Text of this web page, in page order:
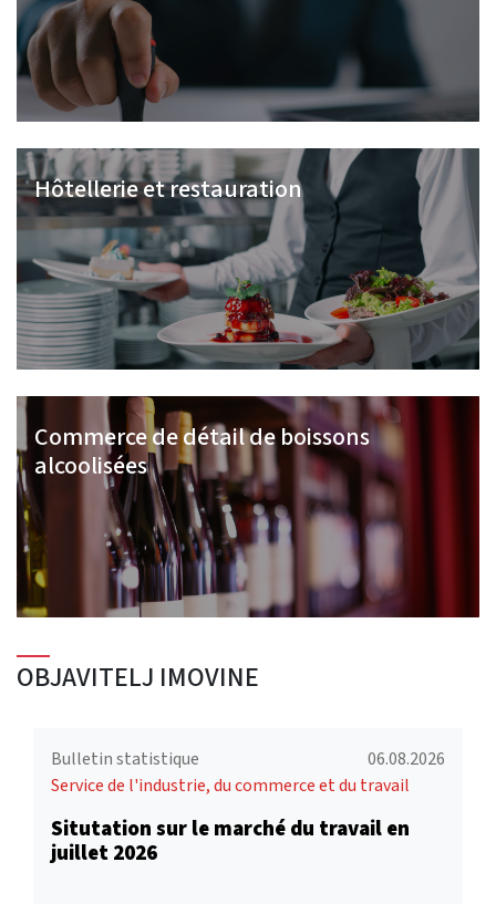
Hôtellerie et restauration
Commerce de détail de boissons
alcoolisées
OBJAVITELJ IMOVINE
Bulletin statistique
06.08.2026
Service de l'industrie, du commerce et du travail
Situtation sur le marché du travail en
juillet 2026